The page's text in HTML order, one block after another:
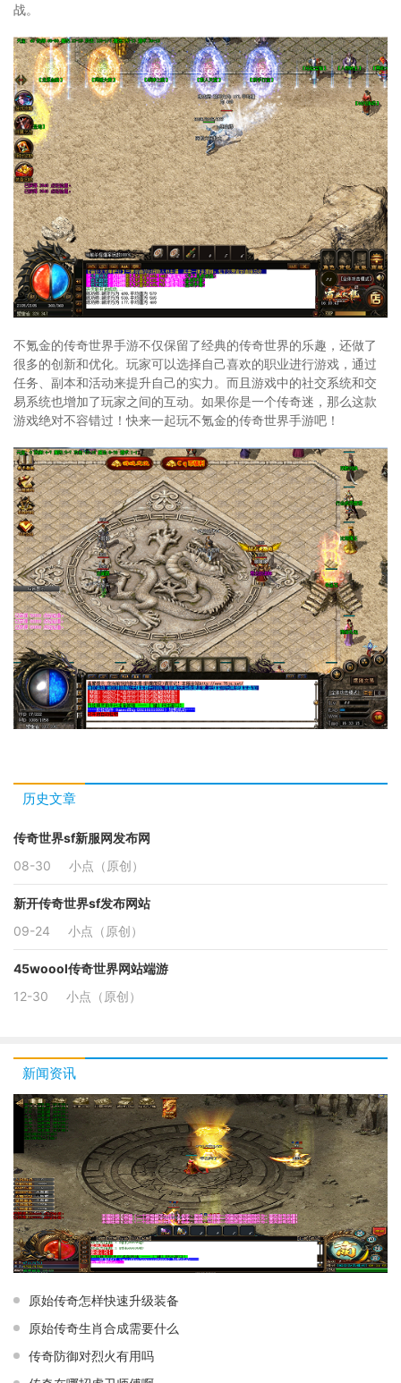
战。
不氪金的传奇世界手游不仅保留了经典的传奇世界的乐趣，还做了
很多的创新和优化。玩家可以选择自己喜欢的职业进行游戏，通过
任务、副本和活动来提升自己的实力。而且游戏中的社交系统和交
易系统也增加了玩家之间的互动。如果你是一个传奇迷，那么这款
游戏绝对不容错过！快来一起玩不氪金的传奇世界手游吧！
历史文章
传奇世界sf新服网发布网
08-30
小点（原创）
新开传奇世界sf发布网站
09-24
小点（原创）
45woool传奇世界网站端游
12-30
小点（原创）
新闻资讯
原始传奇怎样快速升级装备
原始传奇生肖合成需要什么
传奇防御对烈火有用吗